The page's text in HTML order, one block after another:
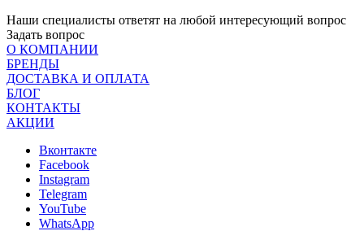
Наши специалисты ответят на любой интересующий вопрос
Задать вопрос
О КОМПАНИИ
БРЕНДЫ
ДОСТАВКА И ОПЛАТА
БЛОГ
КОНТАКТЫ
АКЦИИ
Вконтакте
Facebook
Instagram
Telegram
YouTube
WhatsApp